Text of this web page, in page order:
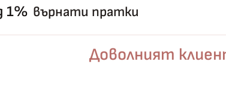
1% върнати пратки
Доволният